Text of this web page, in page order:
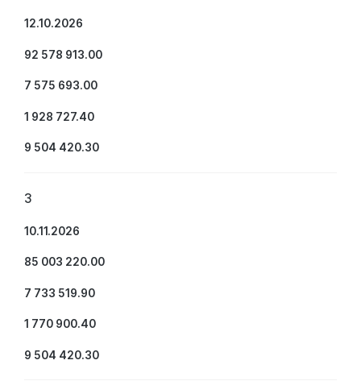
12.10.2026
92 578 913.00
7 575 693.00
1 928 727.40
9 504 420.30
3
10.11.2026
85 003 220.00
7 733 519.90
1 770 900.40
9 504 420.30